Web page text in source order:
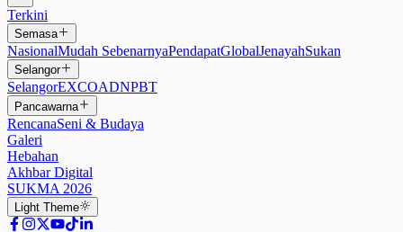
Terkini
Semasa
NasionalMudah SebenarnyaPendapatGlobalJenayahSukan
Selangor
SelangorEXCOADNPBT
Pancawarna
RencanaSeni & Budaya
Galeri
Hebahan
Akhbar Digital
SUKMA 2026
Light Theme